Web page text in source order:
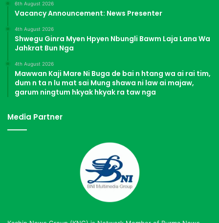
6th August 2026
Vacancy Announcement: News Presenter
4th August 2026
Shwegu Ginra Myen Hpyen Nbungli Bawm Laja Lana Wa
Jahkrat Bun Nga
4th August 2026
Mawwan Kaji Mare Ni Buga de bai n htang wa ai rai tim,
dum n ta n lu mat sai Mung shawa ni law ai majaw,
garum ningtum hkyak hkyak ra taw nga
Media Partner